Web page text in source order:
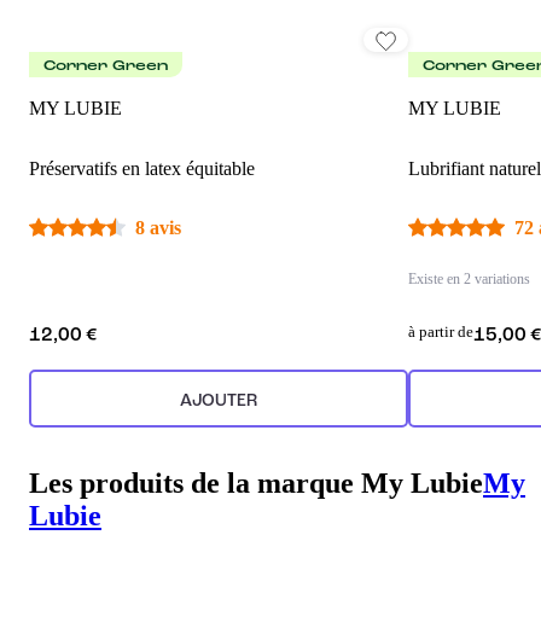
Corner Green
MY LUBIE
Préservatifs en latex équitable
8 avis
12,00 €
AJOUTER
Corner
MY LUBIE
Lubrifiant naturel
72
Existe en 2 variations
à partir de15,00 €
Les produits de la marque My LubieMy
Lubie